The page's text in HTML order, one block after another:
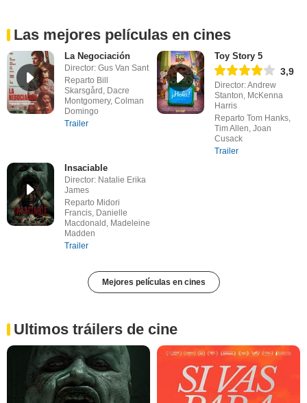
Las mejores películas en cines
La Negociación
Director: Gus Van Sant
Reparto Bill
Skarsgård, Dacre
Montgomery, Colman
Domingo
Trailer
Toy Story 5
3,9
Director: Andrew
Stanton, McKenna
Harris
Reparto Tom Hanks,
Tim Allen, Joan
Cusack
Trailer
Insaciable
Director: Natalie Erika
James
Reparto Midori
Francis, Danielle
Macdonald, Madeleine
Madden
Trailer
Mejores películas en cines
Ultimos tráilers de cine